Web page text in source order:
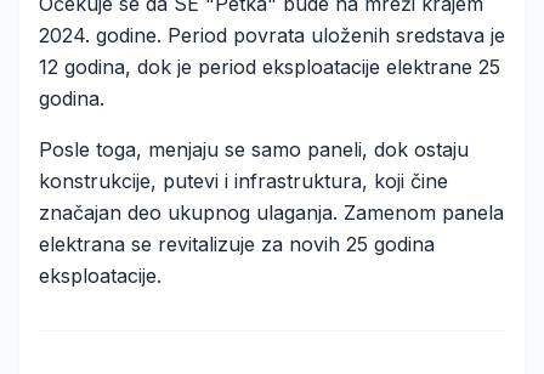
2024. godine. Period povrata uloženih sredstava je
12 godina, dok je period eksploatacije elektrane 25
godina.
Posle toga, menjaju se samo paneli, dok ostaju
konstrukcije, putevi i infrastruktura, koji čine
značajan deo ukupnog ulaganja. Zamenom panela
elektrana se revitalizuje za novih 25 godina
eksploatacije.